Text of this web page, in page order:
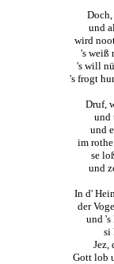
und
wird
's weiß
's will
's frogt
Druf,
und
und
im
se
und
In d'
der
und
si
Jez,
Gott lob